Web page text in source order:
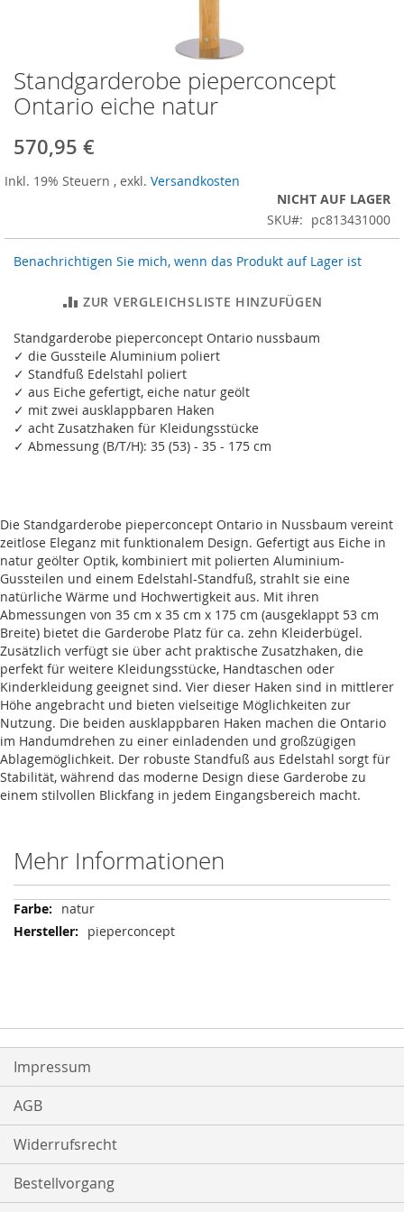
Standgarderobe pieperconcept
Ontario eiche natur
570,95 €
Inkl. 19% Steuern , exkl. Versandkosten
NICHT AUF LAGER
SKU
pc813431000
Benachrichtigen Sie mich, wenn das Produkt auf Lager ist
ZUR VERGLEICHSLISTE HINZUFÜGEN
Standgarderobe pieperconcept Ontario nussbaum
✓ die Gussteile Aluminium poliert
✓ Standfuß Edelstahl poliert
✓ aus Eiche gefertigt, eiche natur geölt
✓ mit zwei ausklappbaren Haken
✓ acht Zusatzhaken für Kleidungsstücke
✓ Abmessung (B/T/H): 35 (53) - 35 - 175 cm
Zum
Anfang
der
springen
Die Standgarderobe pieperconcept Ontario in Nussbaum vereint
zeitlose Eleganz mit funktionalem Design. Gefertigt aus Eiche in
natur geölter Optik, kombiniert mit polierten Aluminium-
Gussteilen und einem Edelstahl-Standfuß, strahlt sie eine
natürliche Wärme und Hochwertigkeit aus. Mit ihren
Abmessungen von 35 cm x 35 cm x 175 cm (ausgeklappt 53 cm
Breite) bietet die Garderobe Platz für ca. zehn Kleiderbügel.
Zusätzlich verfügt sie über acht praktische Zusatzhaken, die
perfekt für weitere Kleidungsstücke, Handtaschen oder
Kinderkleidung geeignet sind. Vier dieser Haken sind in mittlerer
Höhe angebracht und bieten vielseitige Möglichkeiten zur
Nutzung. Die beiden ausklappbaren Haken machen die Ontario
im Handumdrehen zu einer einladenden und großzügigen
Ablagemöglichkeit. Der robuste Standfuß aus Edelstahl sorgt für
Stabilität, während das moderne Design diese Garderobe zu
einem stilvollen Blickfang in jedem Eingangsbereich macht.
Mehr Informationen
Mehr
Informationen
natur
pieperconcept
Impressum
AGB
Widerrufsrecht
Bestellvorgang